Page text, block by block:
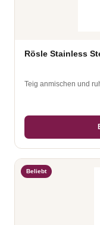
Rösle Stainless
Teig anmischen und
Beliebt